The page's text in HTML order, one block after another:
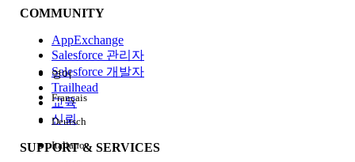
경험
COMMUNITY
AppExchange
Salesforce 관리자
Salesforce 개발자
Trailhead
교육
신뢰
SUPPORT & SERVICES
영어
Français
Deutsch
Italiano